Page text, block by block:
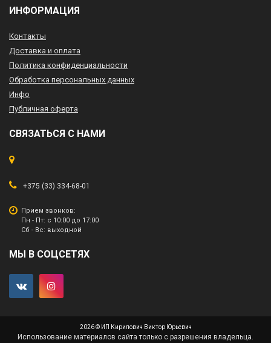
ИНФОРМАЦИЯ
Контакты
Доставка и оплата
Политика конфиденциальности
Обработка персональных данных
Инфо
Публичная оферта
СВЯЗАТЬСЯ С НАМИ
+375 (33) 334-68-01
Прием звонков:
Пн - Пт: с 10:00 до 17:00
Сб - Вс: выходной
МЫ В СОЦСЕТЯХ
2026 © ИП Кирилович Виктор Юрьевич
Использование материалов сайта только с разрешения владельца.